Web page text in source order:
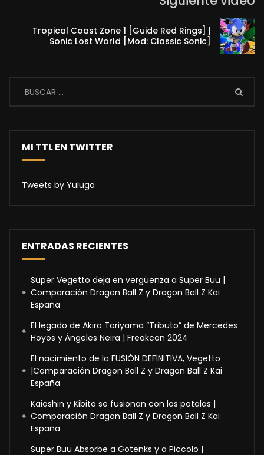
Tropical Coast Zone 1 [Guide Red Rings] |
Sonic Lost World [Mod: Classic Sonic]
MI TTL EN TWITTER
Tweets by Yuluga
ENTRADAS RECIENTES
Super Vegetto deja en vergüenza a Super Buu |
Comparación Dragon Ball Z y Dragon Ball Z Kai
España
El legado de Akira Toriyama “Tributo” de Mercedes
Hoyos y Ángeles Neira | Freakcon 2024
El nacimiento de la FUSIÓN DEFINITIVA, Vegetto
|Comparación Dragon Ball Z y Dragon Ball Z Kai
España
Kaioshin y Kibito se fusionan con los potalas |
Comparación Dragon Ball Z y Dragon Ball Z Kai
España
Super Buu Absorbe a Gotenks y a Piccolo |